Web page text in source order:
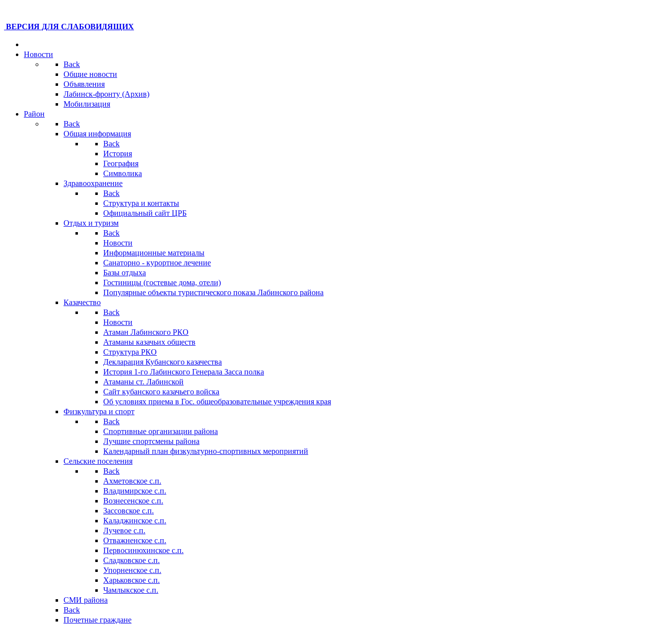
ВЕРСИЯ ДЛЯ СЛАБОВИДЯЩИХ
Новости
Back
Общие новости
Объявления
Лабинск-фронту (Архив)
Мобилизация
Район
Back
Общая информация
Back
История
География
Символика
Здравоохранение
Back
Структура и контакты
Официальный сайт ЦРБ
Отдых и туризм
Back
Новости
Информационные материалы
Санаторно - курортное лечение
Базы отдыха
Гостиницы (гостевые дома, отели)
Популярные объекты туристического показа Лабинского района
Казачество
Back
Новости
Атаман Лабинского РКО
Атаманы казачьих обществ
Структура РКО
Декларация Кубанского казачества
История 1-го Лабинского Генерала Засса полка
Атаманы ст. Лабинской
Cайт кубанского казачьего войска
Об условиях приема в Гос. общеобразовательные учреждения края
Физкультура и спорт
Back
Спортивные организации района
Лучшие спортсмены района
Календарный план физкультурно-спортивных мероприятий
Сельские поселения
Back
Ахметовское с.п.
Владимирское с.п.
Вознесенское с.п.
Зассовское с.п.
Каладжинское с.п.
Лучевое с.п.
Отважненское с.п.
Первосинюхинское с.п.
Сладковское с.п.
Упорненское с.п.
Харьковское с.п.
Чамлыкское с.п.
СМИ района
Back
Почетные граждане